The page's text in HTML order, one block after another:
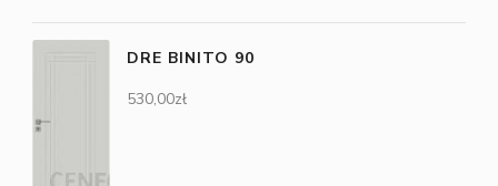
DRE BINITO 90
530,00zł